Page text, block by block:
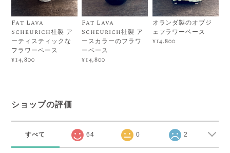
Fat Lava
Scheurich社製 ア
ーティスティックな
フラワーベース
¥14,800
Fat Lava
Scheurich社製 ア
ースカラーのフラワ
ーベース
¥14,800
オランダ製のオブジ
ェフラワーベース
¥14,800
ショップの評価
すべて 64 0 2